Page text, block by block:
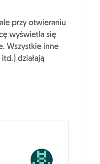
przy otwieraniu
wyświetla się
Wszystkie inne
działają